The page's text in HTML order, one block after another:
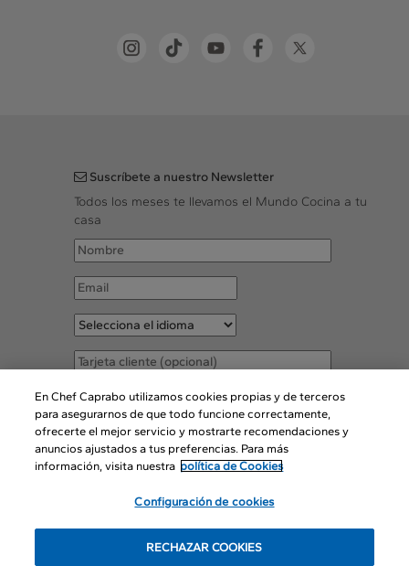
Suscríbete a nuestro Newsletter
Todos los meses te llevamos el Mundo Cocina a tu
casa
Acepto lasCondiciones legales
SUSCRIBIR
En Chef Caprabo utilizamos cookies propias y de terceros
para asegurarnos de que todo funcione correctamente,
ofrecerte el mejor servicio y mostrarte recomendaciones y
anuncios ajustados a tus preferencias. Para más
información, visita nuestra política de Cookies
Configuración de cookies
RECHAZAR COOKIES